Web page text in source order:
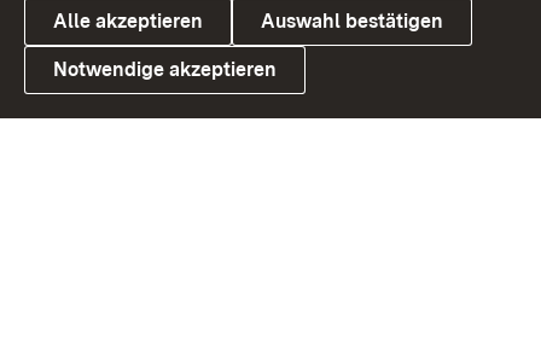
Link zum Landesportal
Alle akzeptieren Auswahl bestätigen
Notwendige akzeptieren